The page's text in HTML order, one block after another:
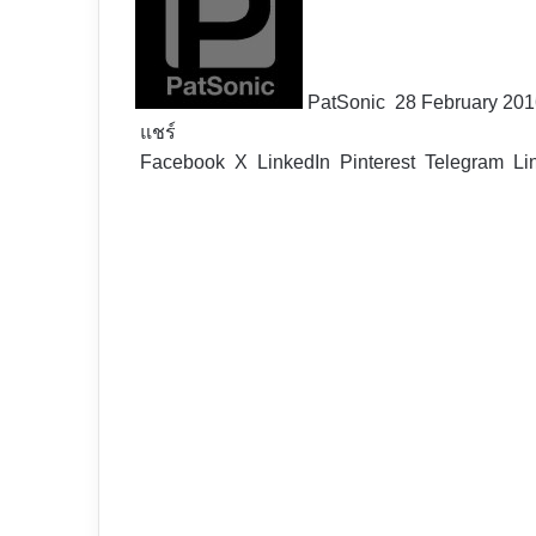
PatSonic 28 February
แชร์
Facebook X LinkedIn Pinterest Telegram